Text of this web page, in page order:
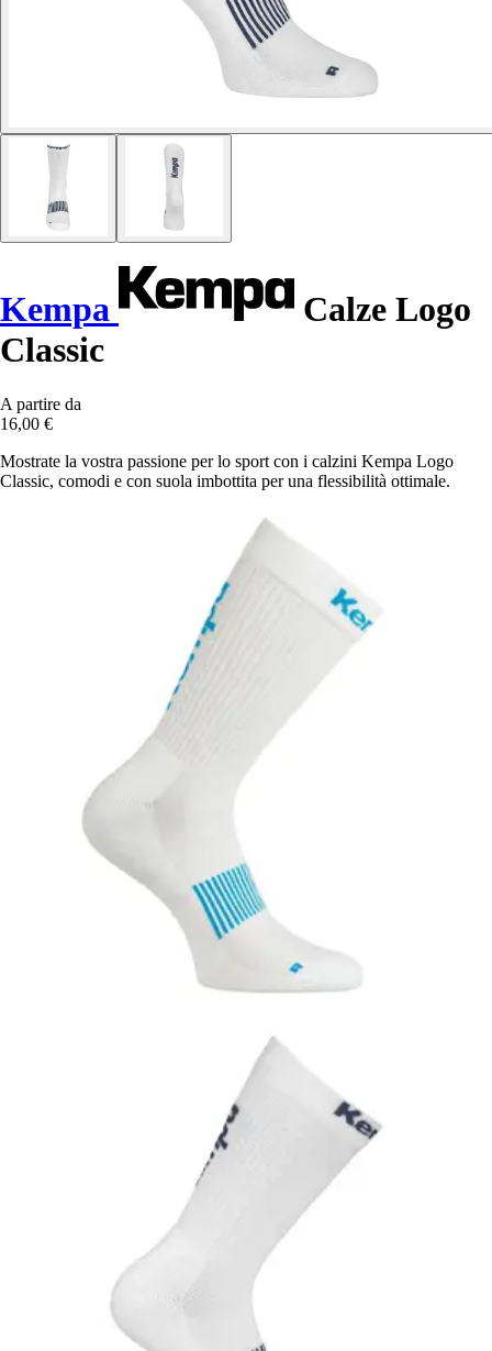
Kempa
Calze Logo
Classic
A partire da
16,00 €
Mostrate la vostra passione per lo sport con i calzini Kempa Logo
Classic, comodi e con suola imbottita per una flessibilità ottimale.